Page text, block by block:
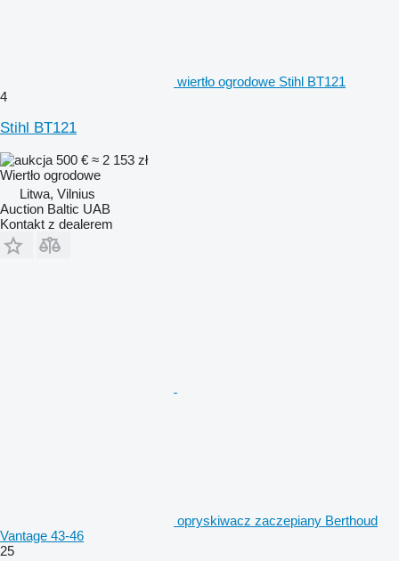
wiertło ogrodowe Stihl BT121
4
Stihl BT121
500 € ≈ 2 153 zł
Wiertło ogrodowe
Litwa, Vilnius
Auction Baltic UAB
Kontakt z dealerem
opryskiwacz zaczepiany Berthoud
Vantage 43-46
25